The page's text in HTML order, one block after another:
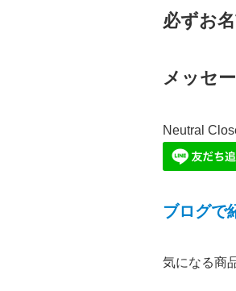
必ずお
メッセ
Neutral
ブログで
気になる商